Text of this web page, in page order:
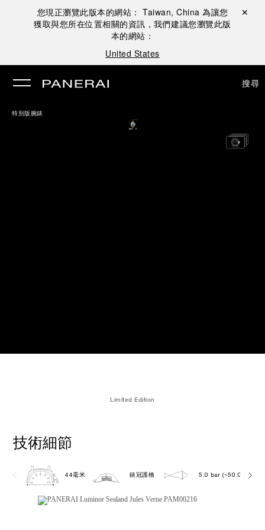
您現正瀏覽此版本的網站： Taiwan, China 為讓您
獲取與您所在位置相關的資訊，我們建議您瀏覽此版
本的網站：
United States
關閉 ✕
搜尋
特別版腕錶
Limited Edition
技術細節
44毫米 錶冠護橋 5.0 bar (~50.0 metres)